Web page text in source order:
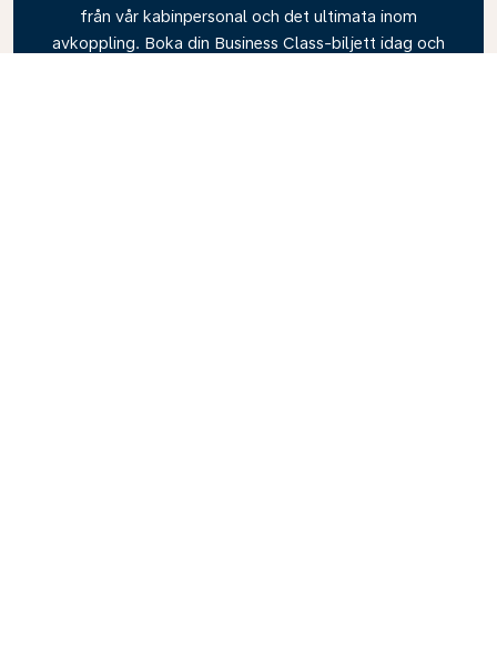
från vår kabinpersonal och det ultimata inom
avkoppling. Boka din Business Class-biljett idag och